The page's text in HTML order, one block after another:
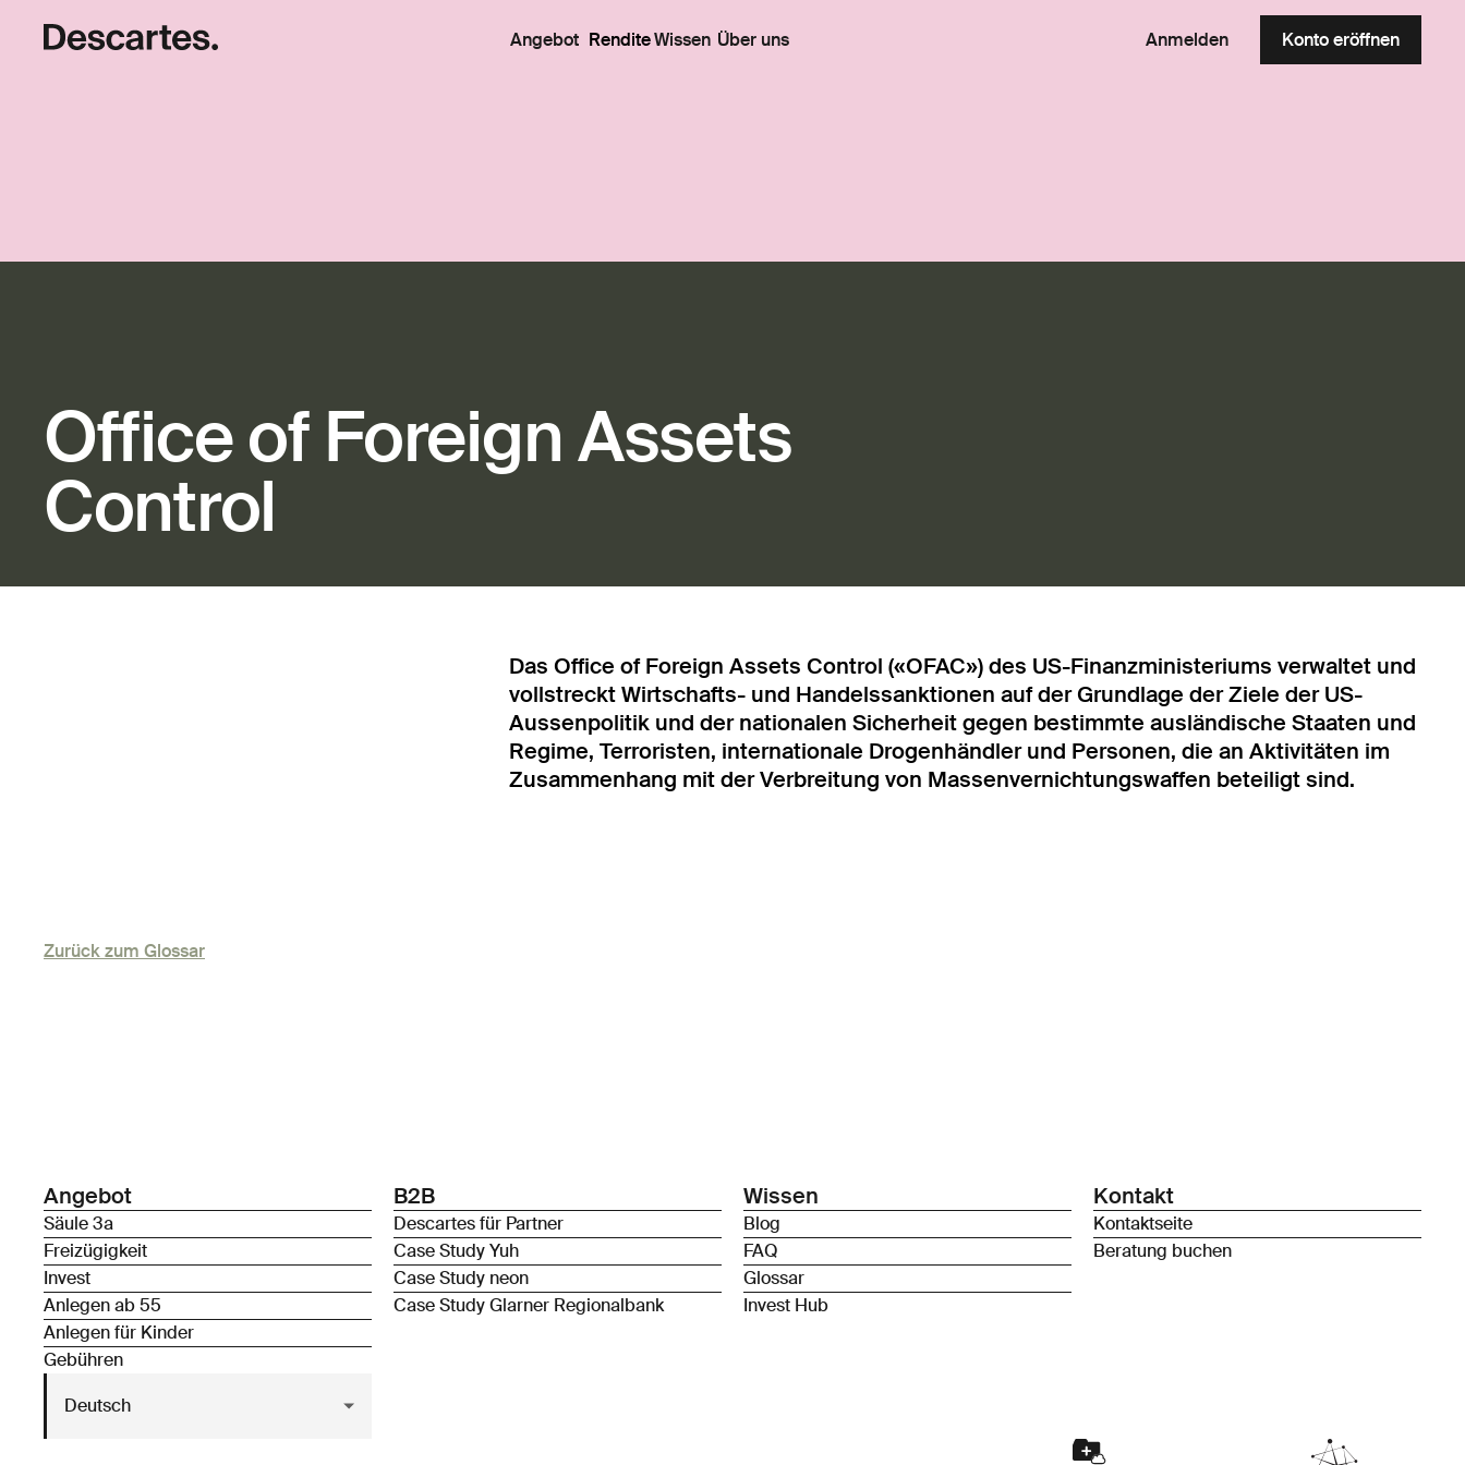
Angebot RenditeWissen Über uns Anmelden Konto eröffnen
Office of Foreign Assets
Control
Das Office of Foreign Assets Control («OFAC») des US-Finanzministeriums verwaltet und
vollstreckt Wirtschafts- und Handelssanktionen auf der Grundlage der Ziele der US-
Aussenpolitik und der nationalen Sicherheit gegen bestimmte ausländische Staaten und
Regime, Terroristen, internationale Drogenhändler und Personen, die an Aktivitäten im
Zusammenhang mit der Verbreitung von Massenvernichtungswaffen beteiligt sind.
Zurück zum Glossar
Angebot
Säule 3a
Freizügigkeit
Invest
Anlegen ab 55
Anlegen für Kinder
Gebühren
B2B
Descartes für Partner
Case Study Yuh
Case Study neon
Case Study Glarner Regionalbank
Wissen
Blog
FAQ
Glossar
Invest Hub
Kontakt
Kontaktseite
Beratung buchen
Deutsch